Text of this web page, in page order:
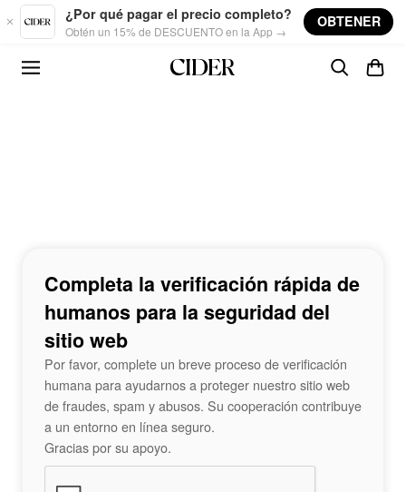
Skip to main content
¿Por qué pagar el precio completo?
Obtén un 15% de DESCUENTO en la App →
OBTENER
Completa la verificación rápida de
humanos para la seguridad del
sitio web
Por favor, complete un breve proceso de verificación
humana para ayudarnos a proteger nuestro sitio web
de fraudes, spam y abusos. Su cooperación contribuye
a un entorno en línea seguro.
Gracias por su apoyo.